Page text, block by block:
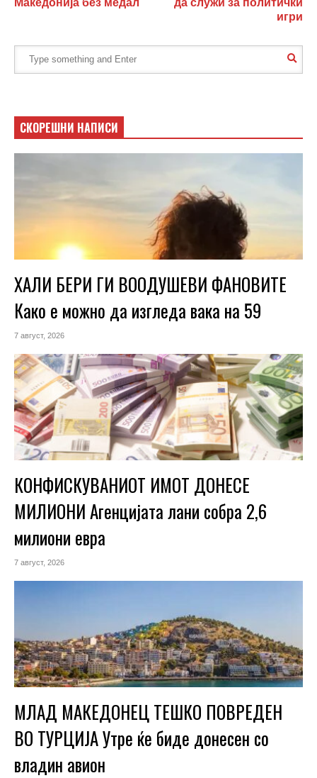
игри
СКОРЕШНИ НАПИСИ
ХАЛИ БЕРИ ГИ ВООДУШЕВИ ФАНОВИТЕ
Како е можно да изгледа вака на 59
7 август, 2026
КОНФИСКУВАНИОТ ИМОТ ДОНЕСЕ
МИЛИОНИ Агенцијата лани собра 2,6
милиони евра
7 август, 2026
МЛАД МАКЕДОНЕЦ ТЕШКО ПОВРЕДЕН
ВО ТУРЦИЈА Утре ќе биде донесен со
владин авион